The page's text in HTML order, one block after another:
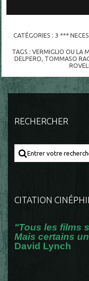
CATÉGORIES : 3 ***
TAGS :VERMIGLIO OU LA
DELPERO TOMMASO
RECHERCHER
CITATION
"Tous les films
Mais certains
David Lynch